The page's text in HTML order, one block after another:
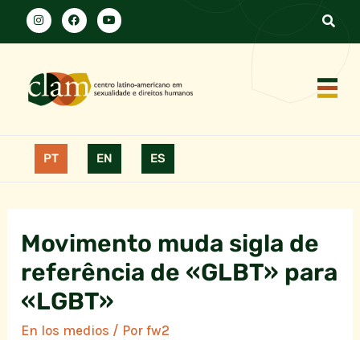
PT EN ES
Movimento muda sigla de
referência de «GLBT» para
«LGBT»
En los medios / Porfw2